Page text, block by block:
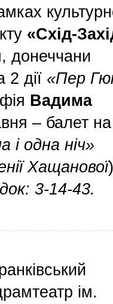
«Схід-
донеччани
2 дії «Пер
Вадима
– балет на
і одна ніч»
Хащанової
3-14-43.
ім.